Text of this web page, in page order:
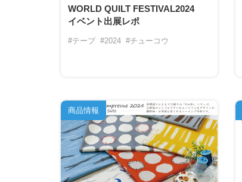
WORLD QUILT FESTIVAL2024
イベント出展レポ
#テープ #2024 #チューコウ
商品情報